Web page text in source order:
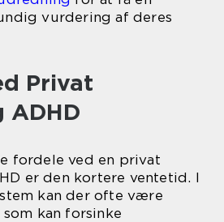
vurdering af deres
Privat
ADHD
fordele ved en privat
er den kortere ventetid. I
kan der ofte være
kan forsinke